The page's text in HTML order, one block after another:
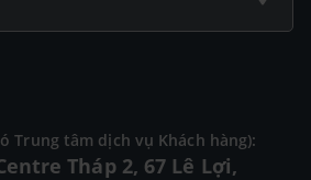
Trung tâm dịch vụ Khách hàng):
Tháp 2, 67 Lê Lợi,